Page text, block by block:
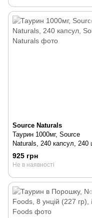
Source Naturals
Таурин 1000мг, Source
Naturals, 240 капсул, 240
925 грн
Не в наявності